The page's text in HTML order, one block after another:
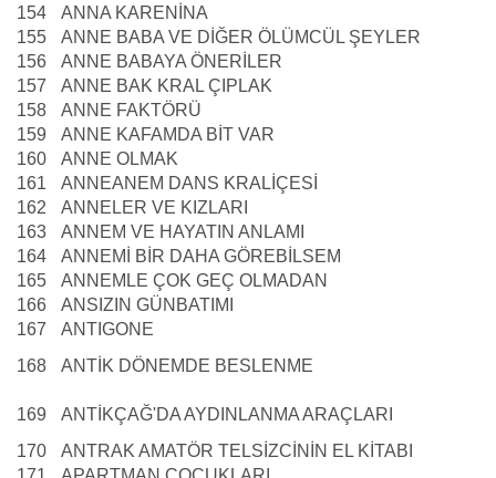
154
ANNA KARENİNA
155
ANNE BABA VE DİĞER ÖLÜMCÜL ŞEYLER
156
ANNE BABAYA ÖNERİLER
157
ANNE BAK KRAL ÇIPLAK
158
ANNE FAKTÖRÜ
159
ANNE KAFAMDA BİT VAR
160
ANNE OLMAK
161
ANNEANEM DANS KRALİÇESİ
162
ANNELER VE KIZLARI
163
ANNEM VE HAYATIN ANLAMI
164
ANNEMİ BİR DAHA GÖREBİLSEM
165
ANNEMLE ÇOK GEÇ OLMADAN
166
ANSIZIN GÜNBATIMI
167
ANTIGONE
168
ANTİK DÖNEMDE BESLENME
169
ANTİKÇAĞ'DA AYDINLANMA ARAÇLARI
170
ANTRAK AMATÖR TELSİZCİNİN EL KİTABI